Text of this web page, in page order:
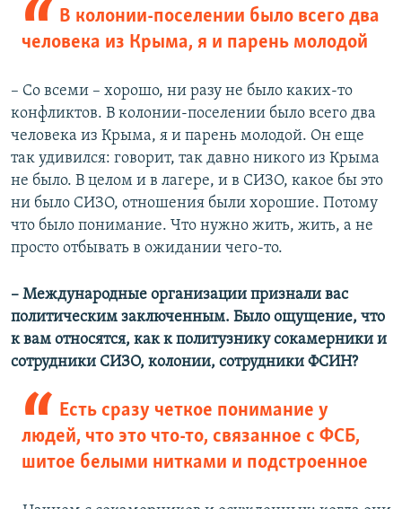
В колонии-поселении было всего два
человека из Крыма, я и парень молодой
– Со всеми – хорошо, ни разу не было каких-то
конфликтов. В колонии-поселении было всего два
человека из Крыма, я и парень молодой. Он еще
так удивился: говорит, так давно никого из Крыма
не было. В целом и в лагере, и в СИЗО, какое бы это
ни было СИЗО, отношения были хорошие. Потому
что было понимание. Что нужно жить, жить, а не
просто отбывать в ожидании чего-то.
– Международные организации признали вас
политическим заключенным. Было ощущение, что
к вам относятся, как к политузнику сокамерники и
сотрудники СИЗО, колонии, сотрудники ФСИН?
Есть сразу четкое понимание у
людей, что это что-то, связанное с ФСБ,
шитое белыми нитками и подстроенное